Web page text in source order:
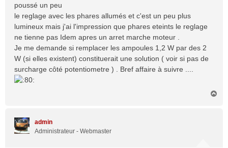
poussé un peu
le reglage avec les phares allumés et c'est un peu plus
lumineux mais j'ai l'impression que phares eteints le reglage
ne tienne pas Idem apres un arret marche moteur .
Je me demande si remplacer les ampoules 1,2 W par des 2
W (si elles existent) constituerait une solution ( voir si pas de
surcharge côté potentiometre ) . Bref affaire à suivre ....
admin
Administrateur - Webmaster